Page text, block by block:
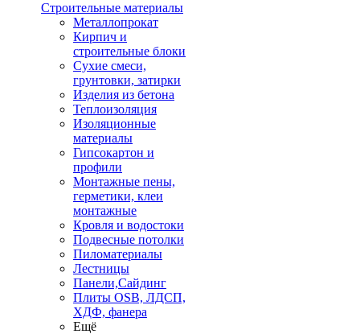
Строительные материалы
Металлопрокат
Кирпич и
строительные блоки
Сухие смеси,
грунтовки, затирки
Изделия из бетона
Теплоизоляция
Изоляционные
материалы
Гипсокартон и
профили
Монтажные пены,
герметики, клеи
монтажные
Кровля и водостоки
Подвесные потолки
Пиломатериалы
Лестницы
Панели,Сайдинг
Плиты OSB, ЛДСП,
ХДФ, фанера
Ещё